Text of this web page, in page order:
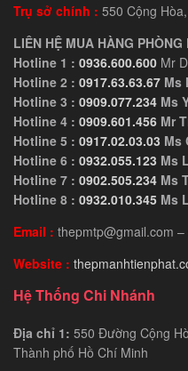
Trụ sở chính : 550 Cộng
LIÊN HỆ MUA HÀNG
Hotline 1 : 0936.600.600 Mr
Hotline 2 : 0917.63.63.67 Ms
Hotline 3 : 0909.077.234 Ms
Hotline 4 : 0909.601.456 Mr
Hotline 5 : 0917.02.03.03 Ms
Hotline 6 : 0932.055.123 Ms
Hotline 7 : 0902.505.234 Ms
Hotline 8 : 0932.010.345 Ms
Email : thepmtp@gmail.com
Website :
Hệ Thống Chi Nhánh
Địa chỉ 1: 550 Đường Cộng
Thành phố Hồ Chí Minh